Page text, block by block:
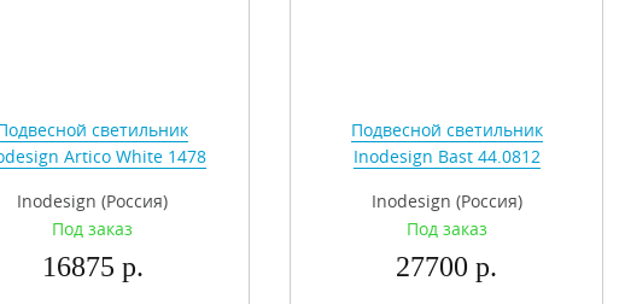
светильник
Artico White 1478
Inodesign (Россия)
Под заказ
16875 р.
Подвесной светильник
Inodesign Bast 44.0812
Inodesign (Россия)
Под заказ
27700 р.